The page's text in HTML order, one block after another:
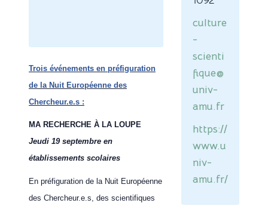
Trois événements en préfiguration
de la Nuit Européenne des
Chercheur.e.s :
MA RECHERCHE À LA LOUPE
Jeudi 19 septembre en
établissements scolaires
En préfiguration de la Nuit Européenne
des Chercheur.e.s, des scientifiques
culture
-
scienti
fique@
univ-
amu.fr
https://
www.u
niv-
amu.fr/